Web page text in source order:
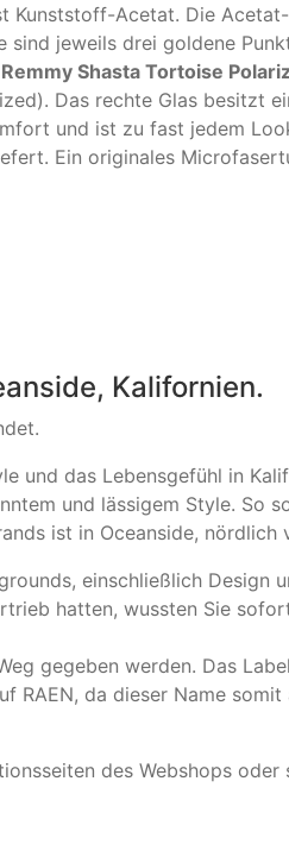
Kunststoff-Acetat. Die
jeweils drei goldene
Shasta Tortoise
Das rechte Glas besitzt
und ist zu fast jedem
Ein originales
Kalifornien.
und das Lebensgefühl in
und lässigem Style. So
ist in Oceanside, nördlich
einschließlich Design
hatten, wussten Sie
gegeben werden. Das
RAEN, da dieser Name
des Webshops oder